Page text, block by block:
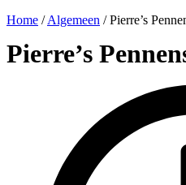
Home /Algemeen /Pierre’s
Pierre’s